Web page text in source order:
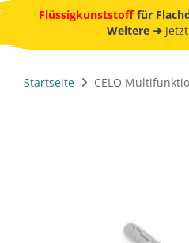
Flüssigkunststofffür
Weitere ➔
Startseite CELO